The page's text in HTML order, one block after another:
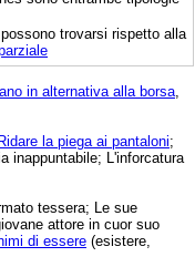
trovarsi rispetto alla
in alternativa alla borsa
la piega ai pantaloni;
inappuntabile; L'inforcatura
tessera; Le sue
attore in cuor suo
di essere (esistere,